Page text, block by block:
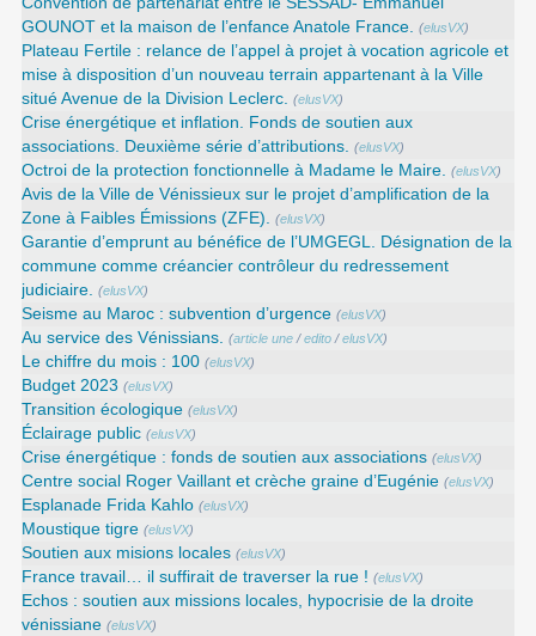
GOUNOT et la maison de l’enfance Anatole France. (elusVX)
Plateau Fertile : relance de l’appel à projet à vocation agricole et
mise à disposition d’un nouveau terrain appartenant à la Ville
situé Avenue de la Division Leclerc. (elusVX)
Crise énergétique et inflation. Fonds de soutien aux
associations. Deuxième série d’attributions. (elusVX)
Octroi de la protection fonctionnelle à Madame le Maire. (elusVX)
Avis de la Ville de Vénissieux sur le projet d’amplification de la
Zone à Faibles Émissions (ZFE). (elusVX)
Garantie d’emprunt au bénéfice de l’UMGEGL. Désignation de la
commune comme créancier contrôleur du redressement
judiciaire. (elusVX)
Seisme au Maroc : subvention d’urgence (elusVX)
Au service des Vénissians. (article une /edito /elusVX)
Le chiffre du mois : 100 (elusVX)
Budget 2023 (elusVX)
Transition écologique (elusVX)
Éclairage public (elusVX)
Crise énergétique : fonds de soutien aux associations (elusVX)
Centre social Roger Vaillant et crèche graine d’Eugénie (elusVX)
Esplanade Frida Kahlo (elusVX)
Moustique tigre (elusVX)
Soutien aux misions locales (elusVX)
France travail… il suffirait de traverser la rue ! (elusVX)
Echos : soutien aux missions locales, hypocrisie de la droite
vénissiane (elusVX)